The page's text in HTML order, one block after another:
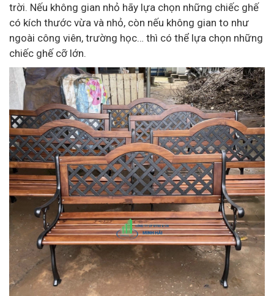
trời. Nếu không gian nhỏ hãy lựa chọn những chiếc ghế
có kích thước vừa và nhỏ, còn nếu không gian to như
ngoài công viên, trường học… thì có thể lựa chọn những
chiếc ghế cỡ lớn.